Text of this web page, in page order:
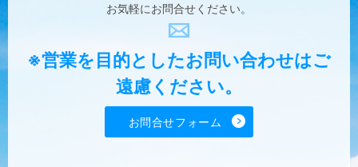
お気軽にお問合せください。
※営業を目的としたお問い合わせはご
遠慮ください。
お問合せフォーム